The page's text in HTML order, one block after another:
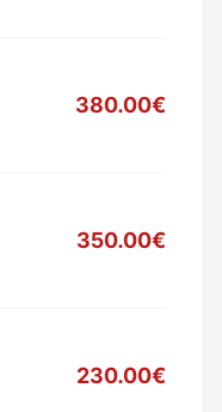
380.00€
350.00€
230.00€